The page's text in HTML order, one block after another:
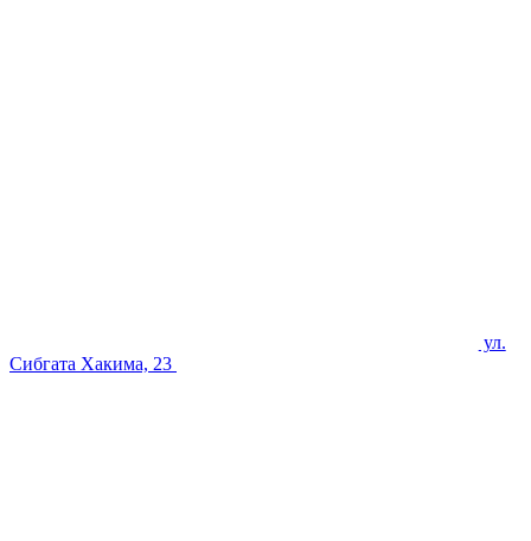
ул.
Сибгата Хакима, 23